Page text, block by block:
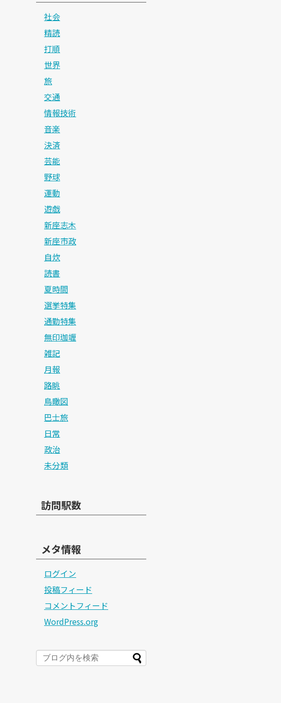
社会
精読
打順
世界
旅
交通
情報技術
音楽
決済
芸能
野球
運動
遊戯
新座志木
新座市政
自炊
読書
夏時間
選挙特集
通勤特集
無印珈竰
雑記
月報
路眺
鳥瞰図
巴士旅
日常
政治
未分類
訪問駅数
メタ情報
ログイン
投稿フィード
コメントフィード
WordPress.org